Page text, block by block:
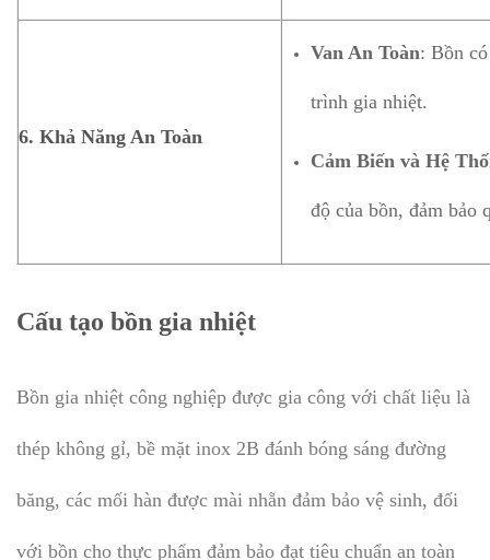
6. Khả Năng An Toàn
Van An Toàn: Bồn
trình gia nhiệt.
Cảm Biến và Hệ
độ của bồn, đảm bảo
Cấu tạo bồn gia nhiệt
Bồn gia nhiệt công nghiệp được gia công với chất liệu là
thép không gỉ, bề mặt inox 2B đánh bóng sáng đường
băng, các mối hàn được mài nhẵn đảm bảo vệ sinh, đối
với bồn cho thực phẩm đảm bảo đạt tiêu chuẩn an toàn